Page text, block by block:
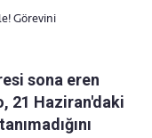
Görevini
sona eren
21 Haziran'daki